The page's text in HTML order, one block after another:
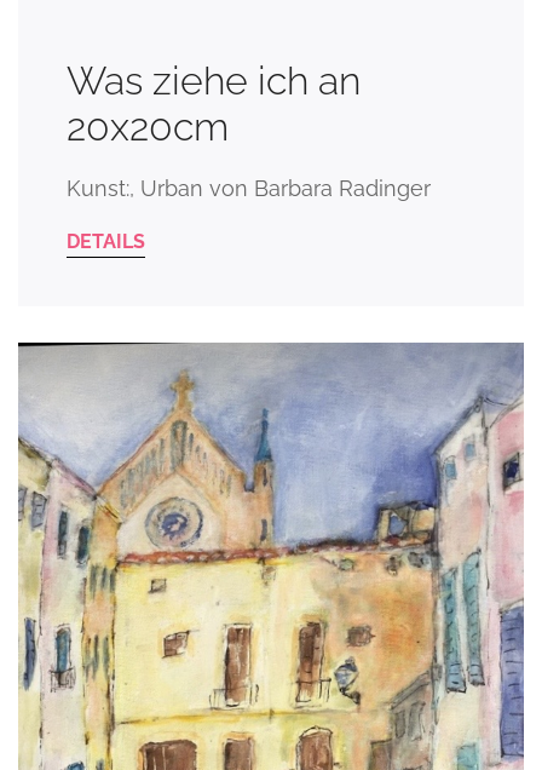
Was ziehe ich an
20x20cm
Kunst:, Urban von Barbara Radinger
DETAILS